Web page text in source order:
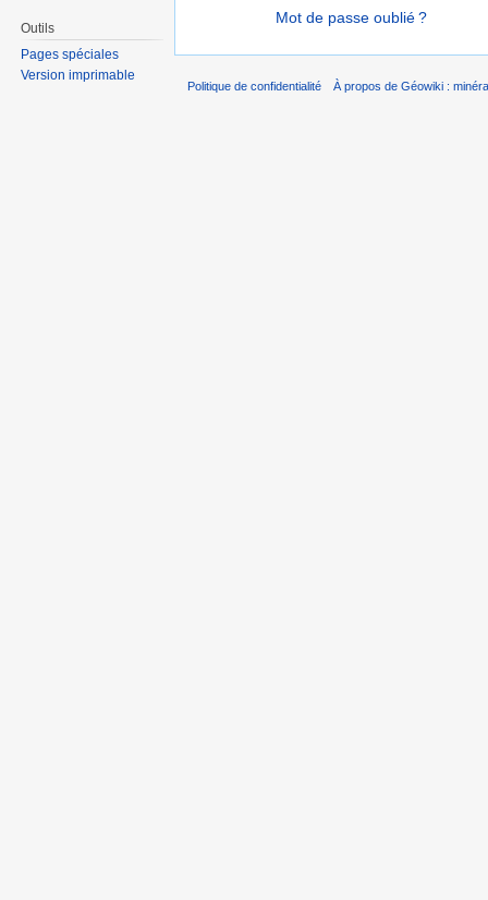
Mot de passe oublié ?
Outils
Pages spéciales
Version imprimable
Politique de confidentialité À propos de Géowiki :